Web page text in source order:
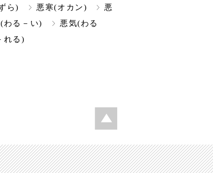
ら) 悪寒(オカン)
悪
わる－い)
悪気(わる
れる)